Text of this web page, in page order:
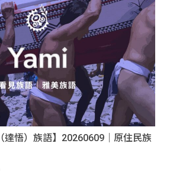
達悟）族語】20260609｜原住民族